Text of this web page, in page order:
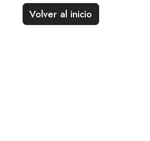
Volver al inicio